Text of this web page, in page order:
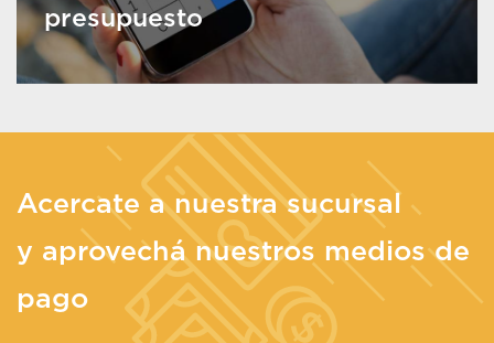
presupuesto
Acercate a nuestra sucursal
y aprovechá nuestros medios de
pago